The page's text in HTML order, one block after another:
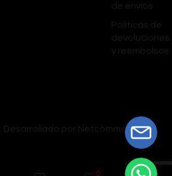
de envíos
Políticas de
devoluciones
y reembolsos
Desarrollado por Netcommerce
0